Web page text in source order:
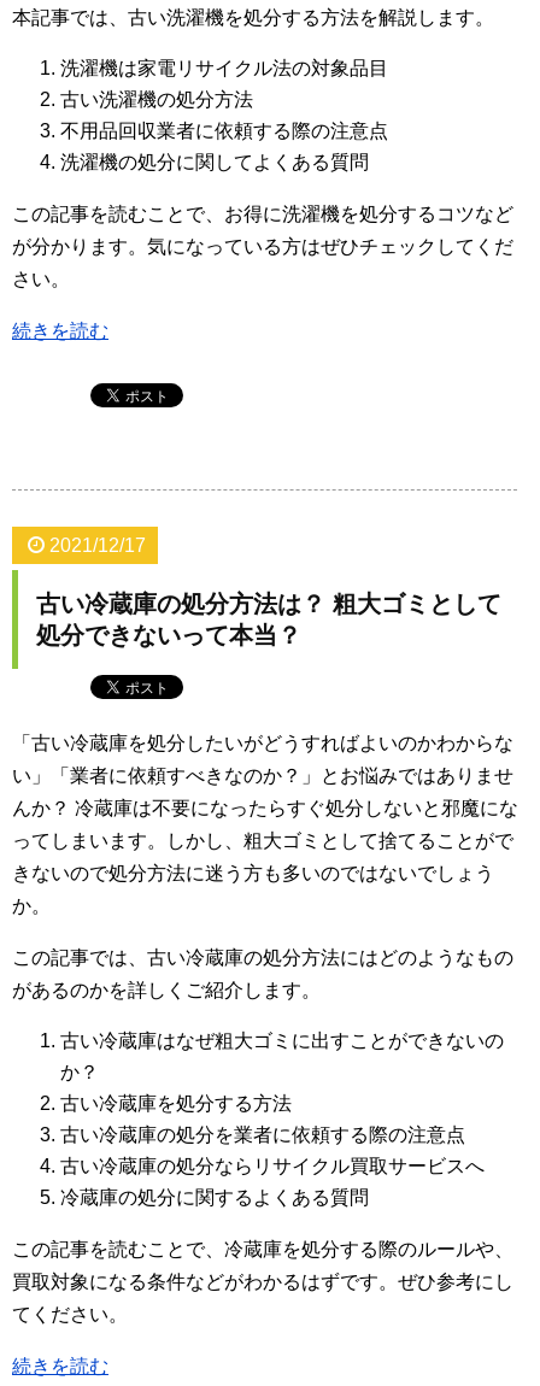
本記事では、古い洗濯機を処分する方法を解説します。
洗濯機は家電リサイクル法の対象品目
古い洗濯機の処分方法
不用品回収業者に依頼する際の注意点
洗濯機の処分に関してよくある質問
この記事を読むことで、お得に洗濯機を処分するコツなど
が分かります。気になっている方はぜひチェックしてくだ
さい。
続きを読む
2021/12/17
古い冷蔵庫の処分方法は？ 粗大ゴミとして
処分できないって本当？
「古い冷蔵庫を処分したいがどうすればよいのかわからな
い」「業者に依頼すべきなのか？」とお悩みではありませ
んか？ 冷蔵庫は不要になったらすぐ処分しないと邪魔にな
ってしまいます。しかし、粗大ゴミとして捨てることがで
きないので処分方法に迷う方も多いのではないでしょう
か。
この記事では、古い冷蔵庫の処分方法にはどのようなもの
があるのかを詳しくご紹介します。
古い冷蔵庫はなぜ粗大ゴミに出すことができないの
か？
古い冷蔵庫を処分する方法
古い冷蔵庫の処分を業者に依頼する際の注意点
古い冷蔵庫の処分ならリサイクル買取サービスへ
冷蔵庫の処分に関するよくある質問
この記事を読むことで、冷蔵庫を処分する際のルールや、
買取対象になる条件などがわかるはずです。ぜひ参考にし
てください。
続きを読む